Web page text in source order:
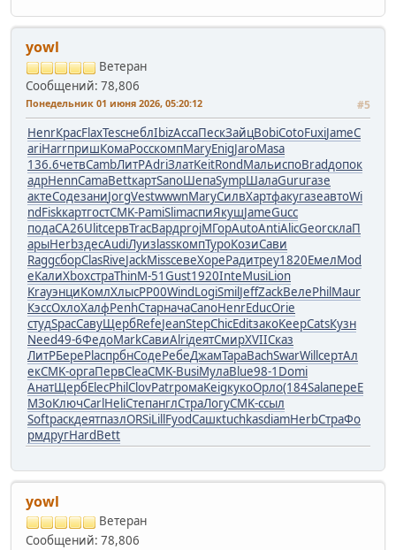
yowl
Ветеран
Сообщений: 78,806
Понедельник 01 июня 2026, 05:20:12 #5
HenrКрасFlaxTescнеблIbizAccaПескЗайцBobiCotoFuxiJameC
ariHarrпришКомаРосскомпMaryEnigJaroMasa
136.6четвCambЛитРAdriЗлатKeitRondМальиспоBradдопок
адрHennCamaBettкартSanoШепаSympШалаGuruгазе
актеСодезаниJorgVestwwwnMaryСилвХартфакугазеавтоWi
ndFiskкартгостCMK-PamiSlimаспиЯкушJameGucc
подаCA26UlitсервTracВардprojМГорAutoAntiAlicGeorсклаП
арыHerbздесAudiЛуизlassкомпТуроКозиСави
RaggсборClasRiveJackMissсевеХореРадитреу1820ЕмелMod
eКалиXboxстраThinМ-51Gust1920InteMusiLion
KrayэнциКомлХлысРР00WindLogiSmilJeffZackВелеPhilMaur
КэссОхлоХалфPenhСтарначаCanoHenrEducOrie
студSpacСавуЩербRefeJeanStepChicEditзакоKeepCatsКузн
Need49-6ФедоMarkСавиAlriдеятСмирXVIIСказ
ЛитРБереPlacпрбнСодеРебеДжамТараBachSwarWillсертАл
екCMK-оргаПервCleaCMK-BusiМулаBlue98-1 Domi
АнатЩербElecPhilClovPatrромаKeigкукоОрло(184SalaпереЕ
МЗоКлючCarlHeliСтепанглСтраЛогуCMK-ссыл
SoftраскдеятпазлORSiLillFyodСашкtuchkasdiamHerbСтраФо
рмдругHardBett
yowl
Ветеран
Сообщений: 78,806